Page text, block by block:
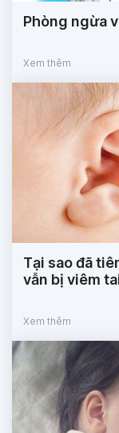
Phòng ngừa
Xem thêm
Tại sao đã
vẫn bị viêm
Xem thêm